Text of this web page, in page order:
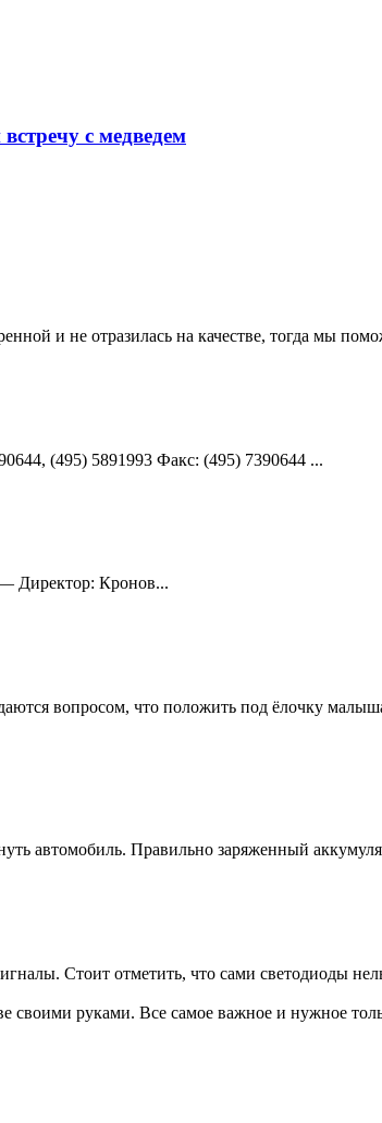
с медведем
и не отразилась на качестве, тогда мы
(495) 5891993 Факс: (495) 7390644 ...
Директор: Кронов...
вопросом, что положить под ёлочку
автомобиль. Правильно заряженный
Стоит отметить, что сами светодиоды
своими руками. Все самое важное и нужное